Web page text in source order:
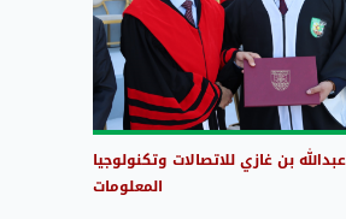
بن غازي للاتصالات وتكنولوجيا
المعلومات